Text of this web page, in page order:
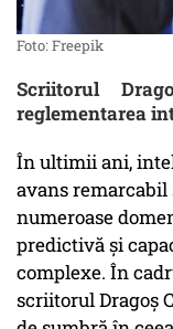
Foto: Freepik
Scriitorul
reglementarea
În ultimii ani,
avans
numeroase
predictivă și
complexe. În
scriitorul Dragoș